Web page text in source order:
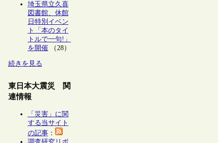
埼玉県立久喜
図書館、休館
日特別イベン
ト「本のタイ
トルで一句!」
を開催（28）
続きを見る
東日本大震災 関
連情報
「災害」に関
する当サイト
の記事：